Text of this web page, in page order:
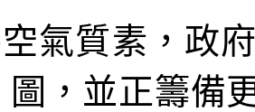
氣質素，政
圖，並正籌備